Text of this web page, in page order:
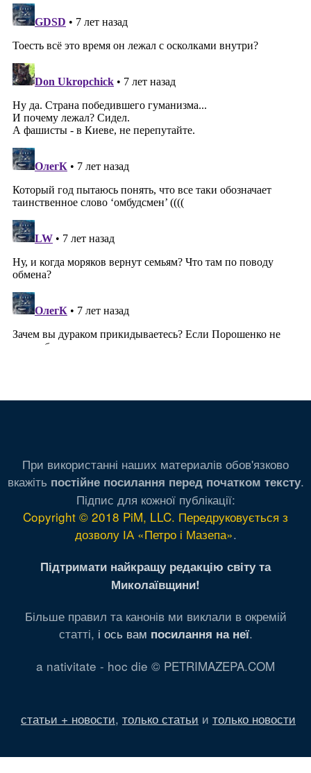
При використанні наших материалів обов'язково
вкажіть постійне посилання перед початком тексту.
Підпис для кожної публікації:
Copyright © 2018 PiM, LLC. Передруковується з
дозволу ІА «Петро і Мазепа».
Підтримати найкращу редакцію світу та
Миколаївщини!
Більше правил та канонів ми виклали в окремій
статті, і ось вам посилання на неї.
a nativitate - hoc die © PETRIMAZEPA.COM
статьи + новости, только статьи и только новости